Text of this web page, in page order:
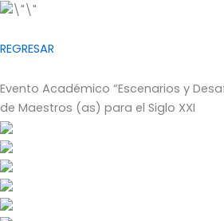
REGRESAR
Evento Académico “Escenarios y
de Maestros (as) para el Siglo XXI